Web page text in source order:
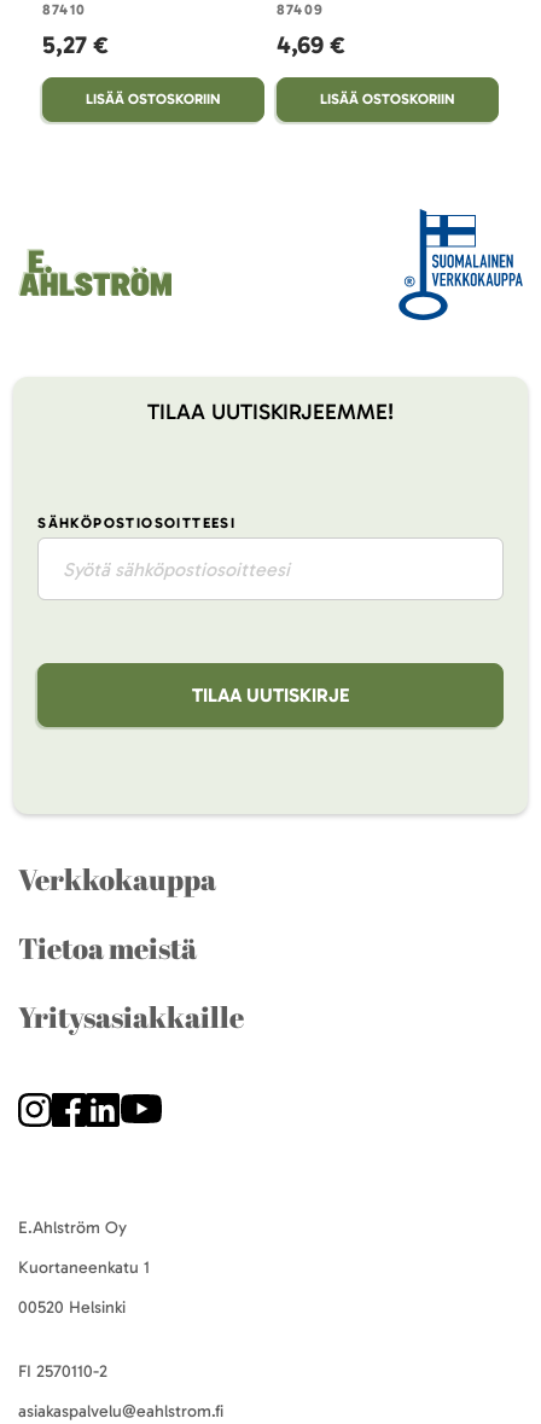
87410
5,27 €
LISÄÄ OSTOSKORIIN
87409
4,69 €
LISÄÄ OSTOSKORIIN
TILAA UUTISKIRJEEMME!
SÄHKÖPOSTIOSOITTEESI
TILAA UUTISKIRJE
Verkkokauppa
Tietoa meistä
Yritysasiakkaille
E.Ahlström Oy
Kuortaneenkatu 1
00520 Helsinki
FI 2570110-2
asiakaspalvelu@eahlstrom.fi